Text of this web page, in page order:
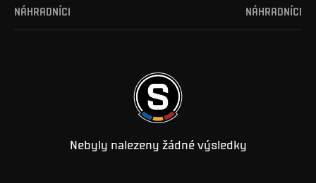
NÁHRADNÍCI NÁHRADNÍCI
Nebyly nalezeny žádné výsledky